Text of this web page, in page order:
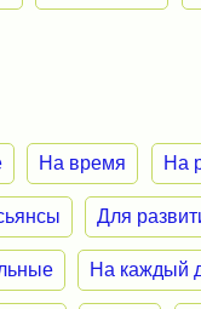
На время На
Для
На каждый